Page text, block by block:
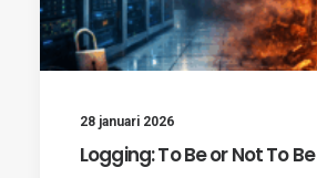
28 januari 2026
Logging: To Be or Not To Be